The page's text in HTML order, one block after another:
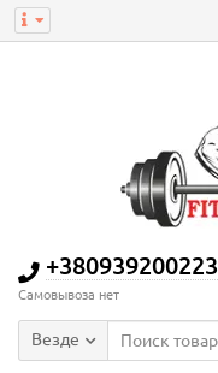
+380939200223
Самовывоза нет
Везде